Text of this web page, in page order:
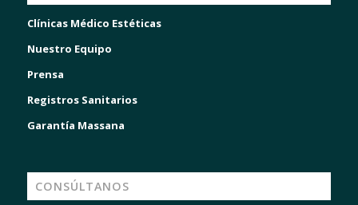
Clínicas Médico Estéticas
Nuestro Equipo
Prensa
Registros Sanitarios
Garantía Massana
CONSÚLTANOS